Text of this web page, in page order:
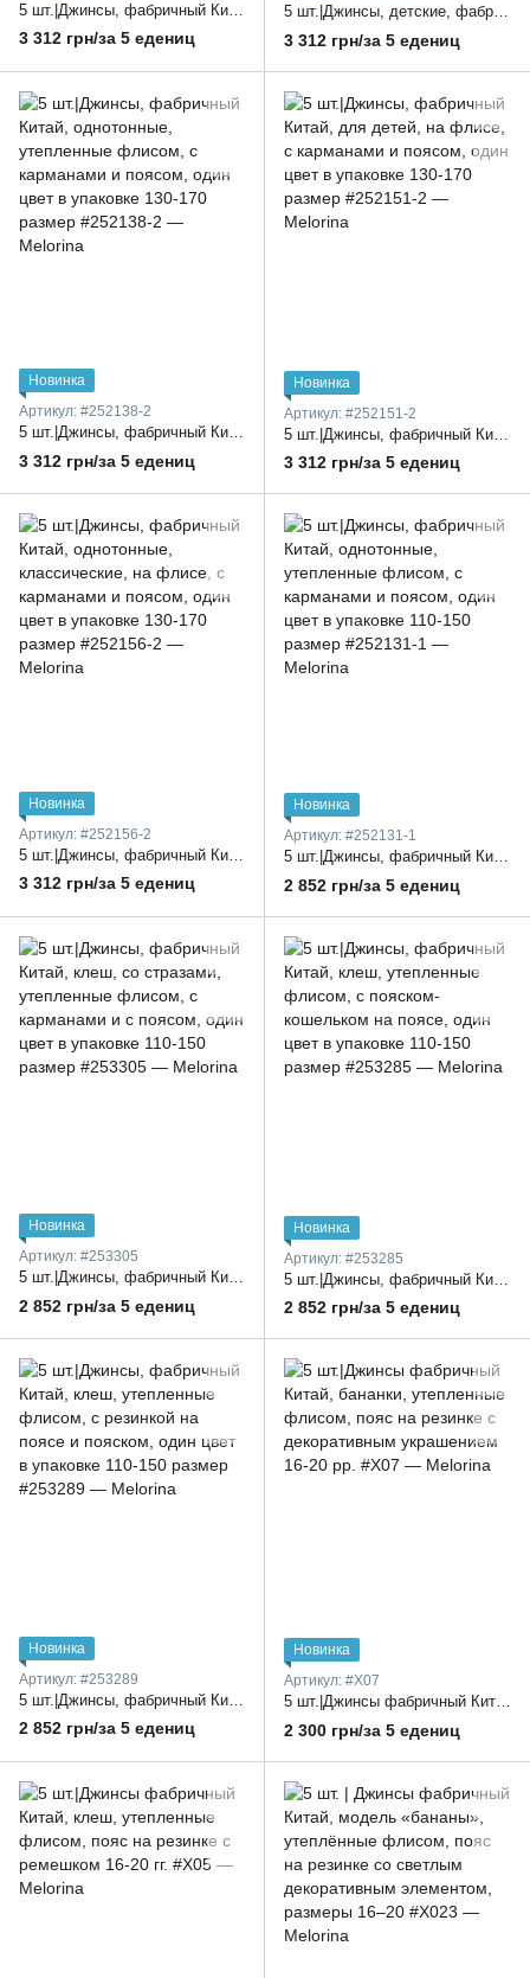
3 312 грн/за 5 едениц
5 шт.|Джинсы, детские, фабричный Китай, на флисе, с карманами и поясом, один цвет в упаковке 130-170 размер
3 312 грн/за 5 едениц
Новинка
Артикул: #252138-2
5 шт.|Джинсы, фабричный Китай, однотонные, утепленные флисом, с карманами и поясом, один цвет в упаковке 130-170 размер
3 312 грн/за 5 едениц
Новинка
Артикул: #252151-2
3 312 грн/за 5 едениц
Новинка
Артикул: #252156-2
3 312 грн/за 5 едениц
Новинка
Артикул: #252131-1
5 шт.|Джинсы, фабричный Китай, однотонные, утепленные флисом, с карманами и поясом, один цвет в упаковке 110-150 размер
2 852 грн/за 5 едениц
Новинка
Артикул: #253305
5 шт.|Джинсы, фабричный Китай, клеш, со стразами, утепленные флисом, с карманами и с поясом, один цвет в упаковке 110-150 размер
2 852 грн/за 5 едениц
Новинка
Артикул: #253285
2 852 грн/за 5 едениц
Новинка
Артикул: #253289
2 852 грн/за 5 едениц
Новинка
Артикул: #X07
5 шт.|Джинсы фабричный Китай, бананки, утепленные флисом, пояс на резинке с декоративным украшением 16-20 рр.
2 300 грн/за 5 едениц